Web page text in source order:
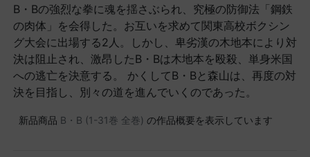
B・Bの強烈な拳に魂を揺さぶられ、究極の防御法「鋼鉄
の肉体」を会得した。お互いを求めて関東高校ボクシン
グ大会に出場する2人。しかし、卑劣漢の木地本により対
決は阻止され、激昂したB・Bは木地本を殴殺、単身米国
への逃亡を決意する。 かくしてB・Bと森山は、再度の対
決を目指し、別々の道を進んでいくのであった。
新品商品 B・B (1-31巻 全巻) の作品概要を表示しています